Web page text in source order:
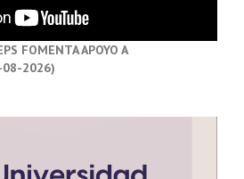
FOMENTA APOYO A
08-2026)